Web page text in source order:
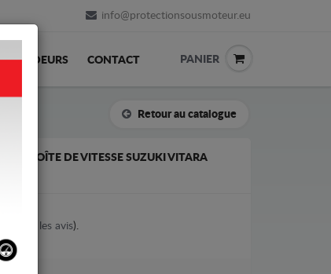
info@protectionsousmoteur.eu
CONTACT PANIER
Retour au catalogue
LA BOÎTE DE VITESSE SUZUKI VITARA
Voir les avis).